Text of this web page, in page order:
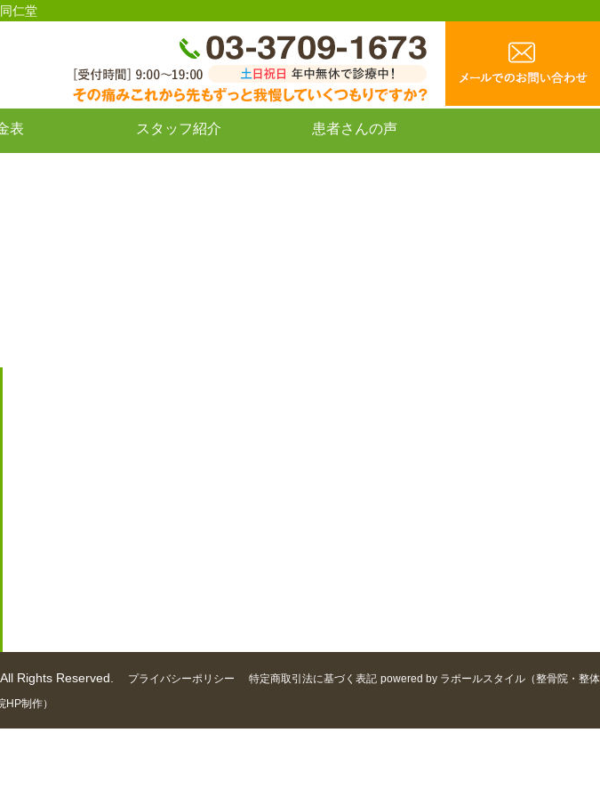
仁堂
表 スタッフ紹介 患者さんの声
Rights Reserved. プライバシーポリシー 特定商取引法に基づく表記 powered by ラポールスタイル（整骨院・整体
HP制作）